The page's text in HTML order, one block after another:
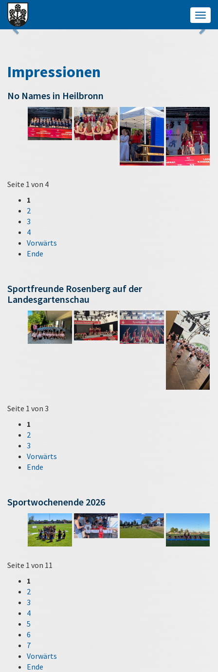
Impressionen
No Names in Heilbronn
Seite 1 von 4
1
2
3
4
Vorwärts
Ende
Sportfreunde Rosenberg auf der
Landesgartenschau
Seite 1 von 3
1
2
3
Vorwärts
Ende
Sportwochenende 2026
Seite 1 von 11
1
2
3
4
5
6
7
Vorwärts
Ende